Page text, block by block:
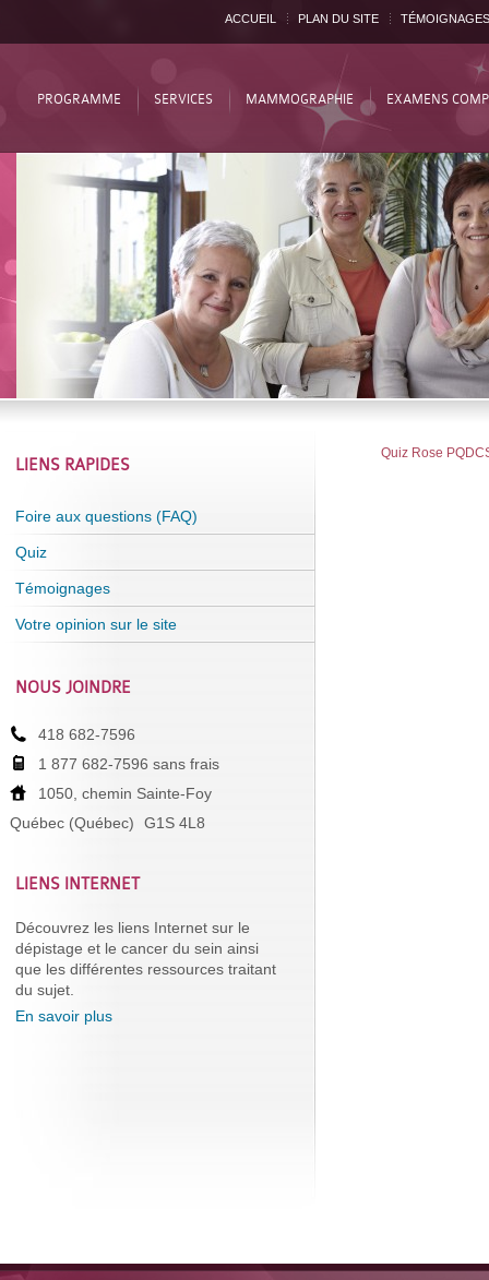
ACCUEIL PLAN DU SITE TÉMOIGNAGES
PROGRAMME SERVICES MAMMOGRAPHIE EXAMENS
Quiz Rose
LIENS RAPIDES
Foire aux questions (FAQ)
Quiz
Témoignages
Votre opinion sur le site
NOUS JOINDRE
418 682-7596
1 877 682-7596 sans frais
1050, chemin Sainte-Foy
Québec (Québec)
G1S 4L8
LIENS INTERNET
Découvrez les liens Internet sur le
dépistage et le cancer du sein ainsi
que les différentes ressources traitant
du sujet.
En savoir plus